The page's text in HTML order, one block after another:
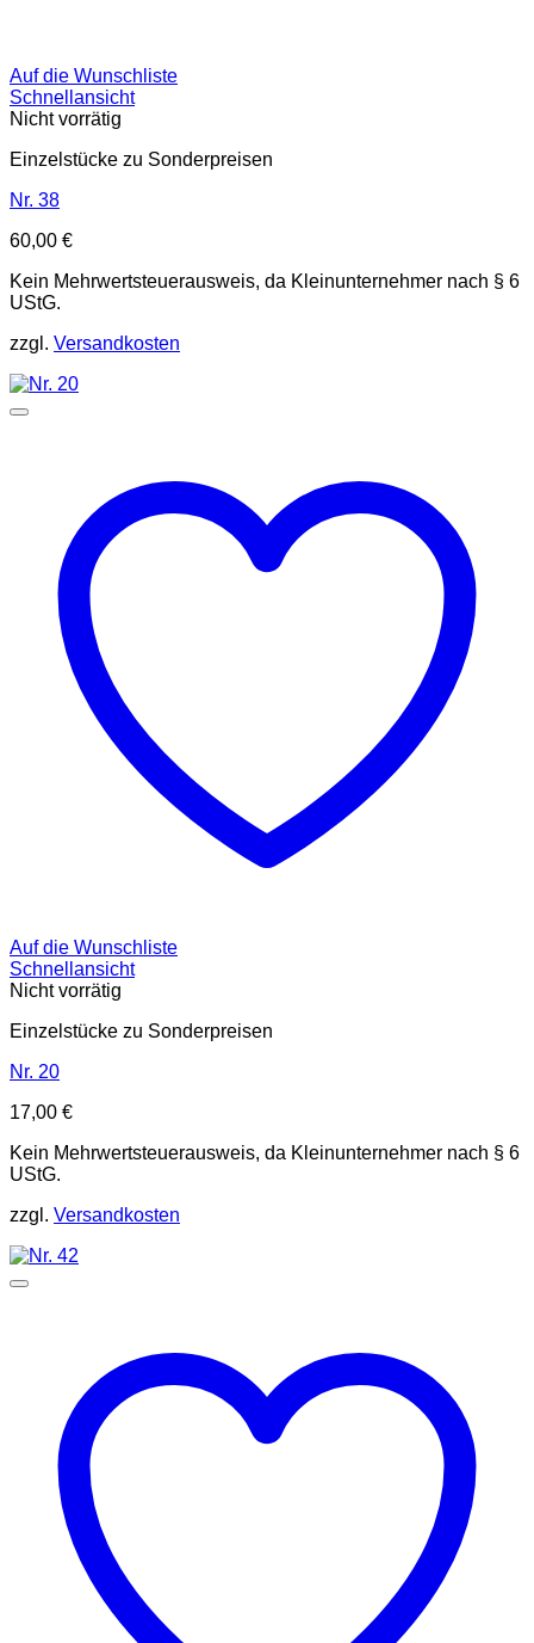
Auf die Wunschliste
Schnellansicht
Nicht vorrätig
Einzelstücke zu Sonderpreisen
Nr. 38
60,00 €
Kein Mehrwertsteuerausweis, da Kleinunternehmer nach § 6
UStG.
zzgl. Versandkosten
Auf die Wunschliste
Schnellansicht
Nicht vorrätig
Einzelstücke zu Sonderpreisen
Nr. 20
17,00 €
Kein Mehrwertsteuerausweis, da Kleinunternehmer nach § 6
UStG.
zzgl. Versandkosten